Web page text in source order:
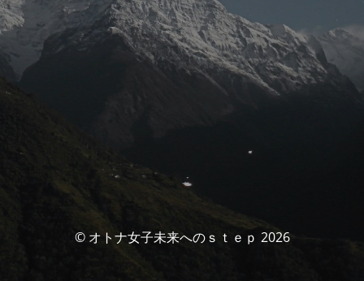
© オトナ女子未来へのｓｔｅｐ 2026